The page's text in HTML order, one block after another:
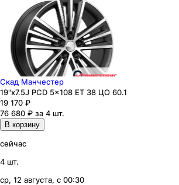
Скад Манчестер
19"x7.5J PCD 5x108 ЕТ 38 ЦО 60.1
19 170 ₽
76 680 ₽ за 4 шт.
В корзину
сейчас
4 шт.
ср, 12 августа, с 00:30